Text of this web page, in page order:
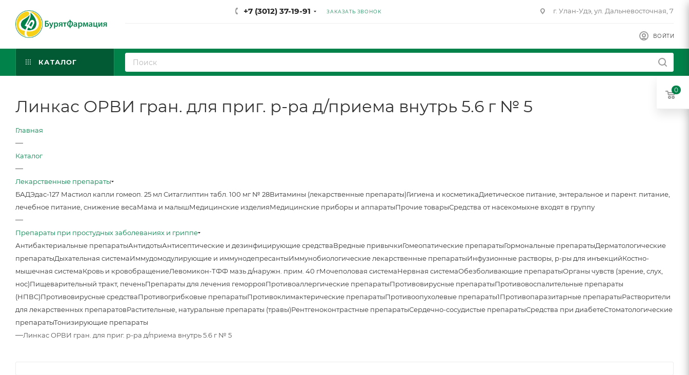
+7 (3012) 37-19-91 ЗАКАЗАТЬ ЗВОНОК г. Улан-Удэ, ул. Дальневосточная, 7
ВОЙТИ
КАТАЛОГ
Линкас ОРВИ гран. для приг. р-ра д/приема внутрь 5.6 г № 5
Главная
—
Каталог
—
Лекарственные препараты
БАДЭдас-127 Мастиол капли гомеоп. 25 мл Ситаглиптин табл. 100 мг № 28Витамины (лекарственные препараты)Гигиена и косметикаДиетическое питание, энтеральное и парент. питание,
лечебное питание, снижение весаМама и малышМедицинские изделияМедицинские приборы и аппаратыПрочие товарыСредства от насекомыхне входят в группу
—
Препараты при простудных заболеваниях и гриппе
Антибактериальные препаратыАнтидотыАнтисептические и дезинфицирующие средстваВредные привычкиГомеопатические препаратыГормональные препаратыДерматологические
препаратыДыхательная системаИммудомодулирующие и иммунодепресантыИммунобиологические лекарственные препаратыИнфузионные растворы, р-ры для инъекцийКостно-
мышечная системаКровь и кровобращениеЛевомикон-ТФФ мазь д/наружн. прим. 40 гМочеполовая системаНервная системаОбезболивающие препаратыОрганы чувств (зрение, слух,
нос)Пищеварительный тракт, печеньПрепараты для лечения геморрояПротивоаллергические препаратыПротивовирусные препаратыПротивовоспалительные препараты
(НПВС)Противовирусные средстваПротивогрибковые препаратыПротивоклимактерические препаратыПротивоопухолевые препараты1Противопаразитарные препаратыРастворители
для лекарственных препаратовРастительные, натуральные препараты (травы)Рентгеноконтрастные препаратыСердечно-сосудистые препаратыСредства при диабетеСтоматологические
препаратыТонизирующие препараты
—Линкас ОРВИ гран. для приг. р-ра д/приема внутрь 5.6 г № 5
0